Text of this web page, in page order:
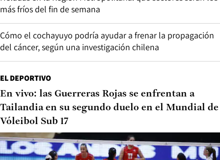
más fríos del fin de semana
Cómo el cochayuyo podría ayudar a frenar la propagación
del cáncer, según una investigación chilena
EL DEPORTIVO
En vivo: las Guerreras Rojas se enfrentan a
Tailandia en su segundo duelo en el Mundial de
Vóleibol Sub 17